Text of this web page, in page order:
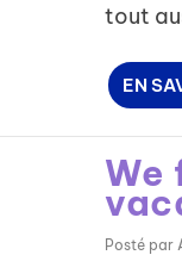
tout
EN
We
Posté par